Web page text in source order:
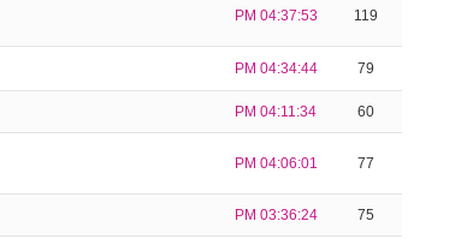
PM 04:37:53 119
PM 04:34:44 79
PM 04:11:34 60
PM 04:06:01 77
PM 03:36:24 75